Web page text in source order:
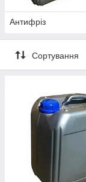
Антифріз
Сортування